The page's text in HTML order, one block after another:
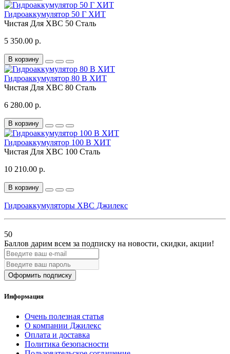
Гидроаккумулятор 50 Г ХИТ
Чистая Для ХВС 50 Сталь
5 350.00 р.
В корзину
Гидроаккумулятор 80 В ХИТ
Чистая Для ХВС 80 Сталь
6 280.00 р.
В корзину
Гидроаккумулятор 100 В ХИТ
Чистая Для ХВС 100 Сталь
10 210.00 р.
В корзину
Гидроаккумуляторы ХВС Джилекс
50
Баллов дарим всем за подписку на новости, скидки, акции!
Оформить подписку
Информация
Очень полезная статья
О компании Джилекс
Оплата и доставка
Политика безопасности